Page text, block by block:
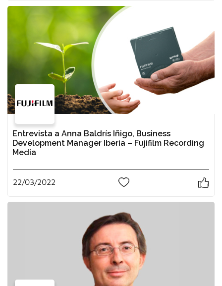
Entrevista a Anna Baldrís Iñigo, Business
Development Manager Iberia – Fujifilm Recording
Media
22/03/2022